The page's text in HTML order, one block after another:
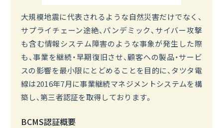
大規模地震に代表されるような自然災害だけでなく、
サプライチェーン途絶、パンデミック、サイバー攻撃
も含む情報システム障害のような事象が発生した際
も、事業を継続・早期復旧させ、顧客への製品・サービ
スの影響を最小限にとどめることを目的に、タツタ電
線は2016年7月に事業継続マネジメントシステムを構
築し、第三者認証を取得しております。
BCMS認証概要